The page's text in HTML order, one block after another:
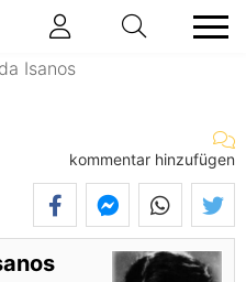
Isanos
kommentar hinzufügen